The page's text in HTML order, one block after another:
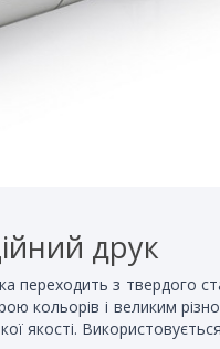
друк
з твердого
кольорів і великим
якості.